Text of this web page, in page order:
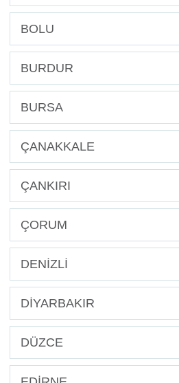
BOLU
BURDUR
BURSA
ÇANAKKALE
ÇANKIRI
ÇORUM
DENİZLİ
DİYARBAKIR
DÜZCE